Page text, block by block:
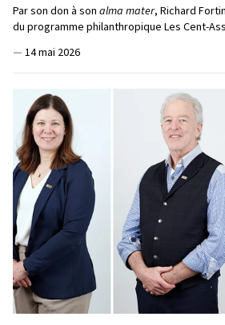
Par son don à son alma mater, Richard
du programme philanthropique Les Cent-
— 14 mai 2026